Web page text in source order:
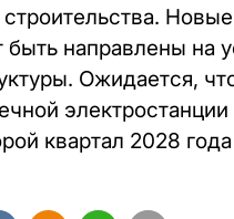
направлены на
Ожидается,
квартал 2028